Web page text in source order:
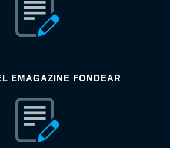
EMAGAZINE FONDEAR